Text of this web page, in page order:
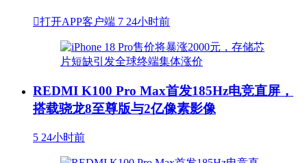
打开APP客户端 7 24小时前
REDMI K100 Pro Max首发185Hz电竞直屏，
搭载骁龙8至尊版与2亿像素影像
5 24小时前